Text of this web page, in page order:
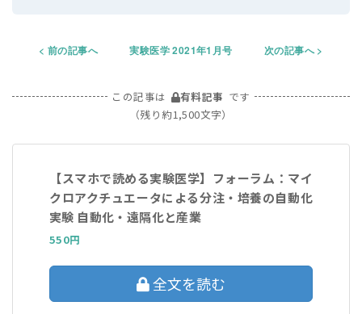
前の記事へ 実験医学 2021年1月号 次の記事へ
この記事は 有料記事 です
（残り約1,500文字）
【スマホで読める実験医学】フォーラム：マイ
クロアクチュエータによる分注・培養の自動化
実験 自動化・遠隔化と産業
550円
全文を読む